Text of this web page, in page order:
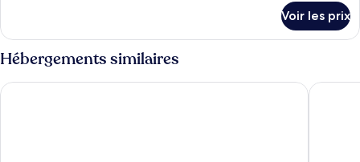
Suite
Familiale
le
type
de
chambre
Suite
Voir les prix
Hébergements similaires
Big Bear Lakefront Lodge Motel 6